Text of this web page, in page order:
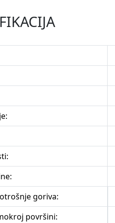
goriva:
površini: